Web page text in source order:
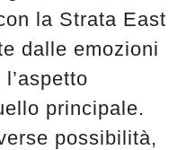
la Strata East
dalle emozioni
principale.
possibilità,